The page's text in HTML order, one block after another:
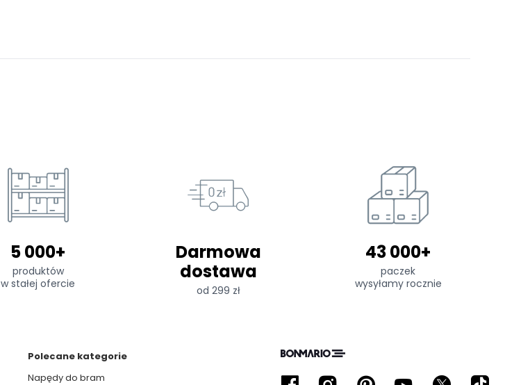
5 000+
produktów
w stałej ofercie
Darmowa
dostawa
od 299 zł
43 000+
paczek
wysyłamy rocznie
Polecane kategorie
Napędy do bram